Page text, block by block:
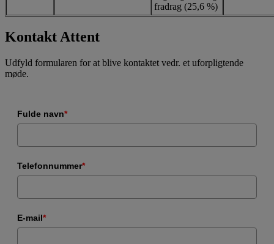
fradrag (25,6 %)
Kontakt Attent
Udfyld formularen for at blive kontaktet vedr. et uforpligtende
møde.
Fulde navn*
Telefonnummer*
E-mail*